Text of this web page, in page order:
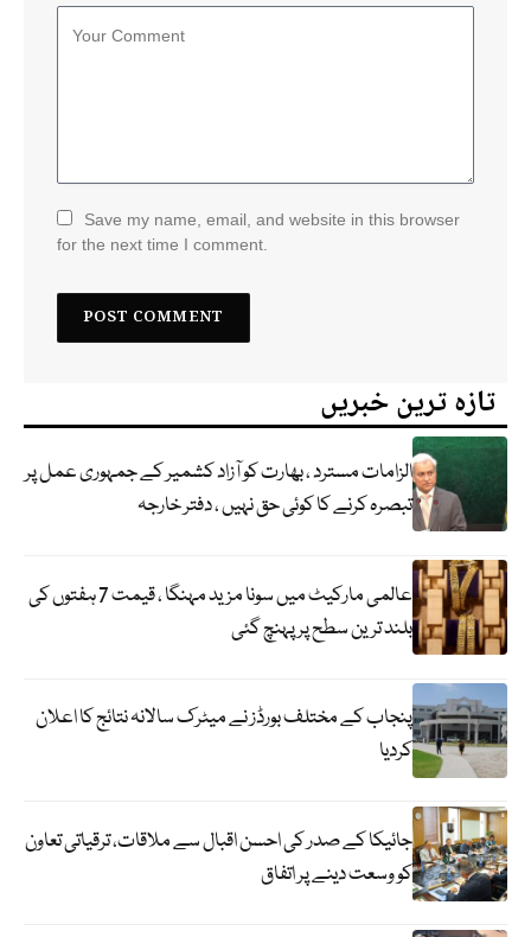
Save my name, email, and website in this browser
for the next time I comment.
تازہ ترین خبریں
الزامات مسترد ، بھارت کو آزاد کشمیر کے جمہوری عمل پر
تبصرہ کرنے کا کوئی حق نہیں ، دفتر خارجہ
عالمی مارکیٹ میں سونا مزید مہنگا ، قیمت 7 ہفتوں کی
بلند ترین سطح پر پہنچ گئی
پنجاب کے مختلف بورڈز نے میٹرک سالانہ نتائج کا اعلان
کردیا
جائیکا کے صدر کی احسن اقبال سے ملاقات، ترقیاتی تعاون
کو وسعت دینے پر اتفاق